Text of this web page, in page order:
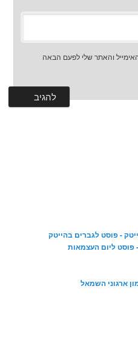
והאתר שלי לפעם הבאה
- פוסט לגברים בהייטק
פוסט ליום העצמאות
ארגוני השמאל